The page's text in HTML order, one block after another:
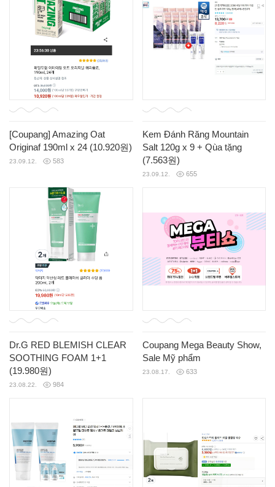
[Coupang] Amazing Oat
Originaf 190ml x 24 (10.920원)
23.09.12. 583
Kem Đánh Răng Mountain
Salt 120g x 9 + Qùa tặng
(7.563원)
23.09.12. 655
Dr.G RED BLEMISH CLEAR
SOOTHING FOAM 1+1
(19.980원)
23.08.22. 984
Coupang Mega Beauty Show,
Sale Mỹ phẩm
23.08.17. 633